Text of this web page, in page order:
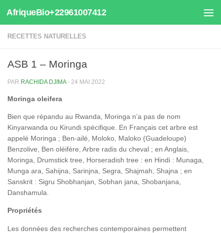
Au dessous du contenu
AfriqueBio+22961007412
RECETTES NATURELLES
ASB 1 – Moringa
PAR RACHIDA DJIMA · 24 MAI 2022
Moringa oleifera
Bien que répandu au Rwanda, Moringa n’a pas de nom
Kinyarwanda ou Kirundi spécifique. En Français cet arbre est
appelé Moringa ; Ben-ailé, Moloko, Maloko (Guadeloupe)
Benzolive, Ben oléifère, Arbre radis du cheval ; en Anglais,
Moringa, Drumstick tree, Horseradish tree : en Hindi : Munaga,
Munga ara, Sahijna, Sarinjna, Segra, Shajmah, Shajna ; en
Sanskrit : Sigru Shobhanjan, Sobhan jana, Shobanjana,
Danshamula.
Propriétés
Les données des recherches contemporaines permettent